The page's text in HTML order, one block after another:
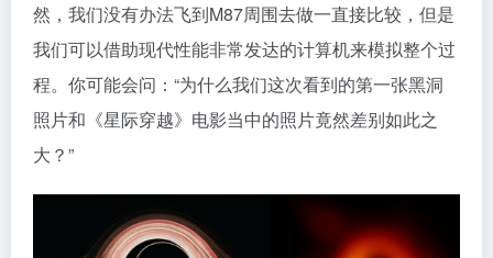
然，我们没有办法飞到M87周围去做一直接比较，但是
我们可以借助现代性能非常发达的计算机来模拟整个过
程。你可能会问：“为什么我们这次看到的第一张黑洞
照片和《星际穿越》电影当中的照片竟然差别如此之
大？”